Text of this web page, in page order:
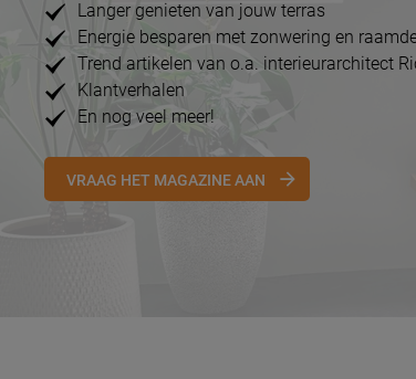
Langer genieten van jouw terras
Energie besparen met zonwering en
Trend artikelen van o.a. interieurarchitect
Klantverhalen
En nog veel meer!
VRAAG HET MAGAZINE AAN